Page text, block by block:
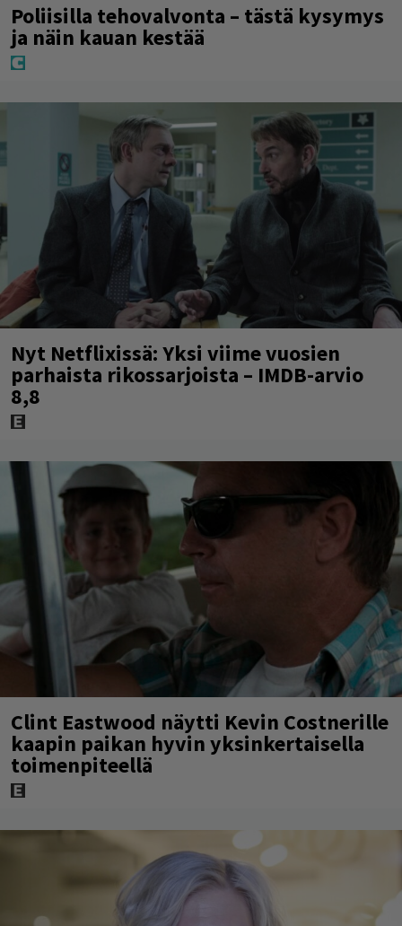
Poliisilla tehovalvonta – tästä kysymys
ja näin kauan kestää
Nyt Netflixissä: Yksi viime vuosien
parhaista rikossarjoista – IMDB-arvio
8,8
Clint Eastwood näytti Kevin Costnerille
kaapin paikan hyvin yksinkertaisella
toimenpiteellä